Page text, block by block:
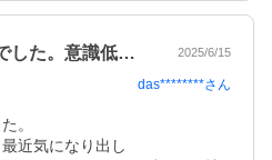
到着早く梱包問題無しでした。意識低かっ… 2025/6/15
das********さん
。
近気になり出し